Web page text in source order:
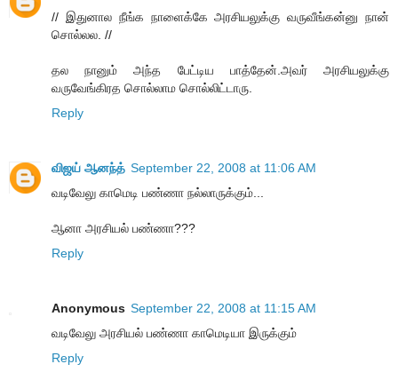
// இதுனால நீங்க நாளைக்கே அரசியலுக்கு வருவீங்கன்னு நான்
சொல்லல. //
தல நானும் அந்த பேட்டிய பாத்தேன்.அவர் அரசியலுக்கு
வருவேங்கிரத சொல்லாம சொல்லிட்டாரு.
Reply
விஜய் ஆனந்த் September 22, 2008 at 11:06 AM
வடிவேலு காமெடி பண்ணா நல்லாருக்கும்...
ஆனா அரசியல் பண்ணா???
Reply
Anonymous September 22, 2008 at 11:15 AM
வடிவேலு அரசியல் பண்ணா காமெடியா இருக்கும்
Reply